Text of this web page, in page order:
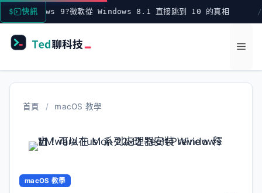
跳
至
快訊9?微軟從 Windows 8.1 直接跳到 10 的真相
選
單
首頁 / macOS 教學
macOS 教學